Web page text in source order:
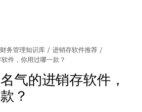
务管理知识库 / 进销存软件推荐 /
件，你用过哪一款？
气的进销存软件，
？